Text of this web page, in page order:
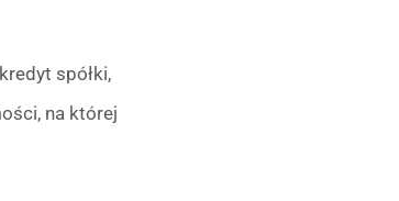
spółki,
na której